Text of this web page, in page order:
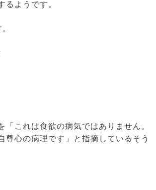
るようです。
これは食欲の病気ではありません。
尊心の病理です」と指摘しているそう